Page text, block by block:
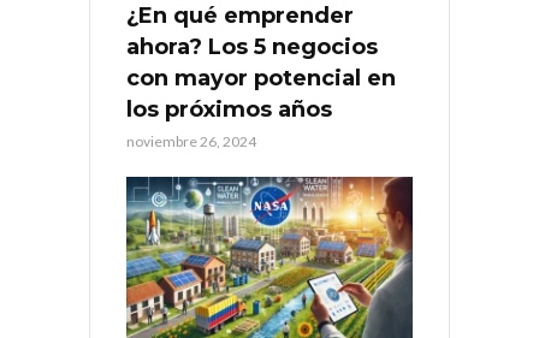
¿En qué emprender
ahora? Los 5 negocios
con mayor potencial en
los próximos años
noviembre 26, 2024